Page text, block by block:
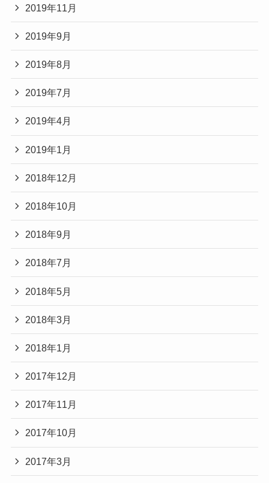
2019年11月
2019年9月
2019年8月
2019年7月
2019年4月
2019年1月
2018年12月
2018年10月
2018年9月
2018年7月
2018年5月
2018年3月
2018年1月
2017年12月
2017年11月
2017年10月
2017年3月